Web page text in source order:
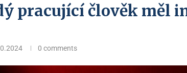
pracující člověk měl
0 comments